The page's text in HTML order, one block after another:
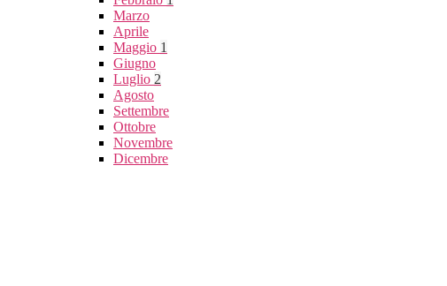
Marzo
Aprile
Maggio 1
Giugno
Luglio 2
Agosto
Settembre
Ottobre
Novembre
Dicembre